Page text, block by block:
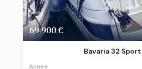
69 900 €
Bavaria 32 Sport
Annee